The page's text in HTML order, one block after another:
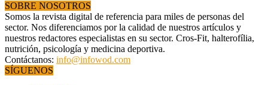
SOBRE NOSOTROS
Somos la revista digital de referencia para miles de personas del
sector. Nos diferenciamos por la calidad de nuestros artículos y
nuestros redactores especialistas en su sector. Cros-Fit, halterofília,
nutrición, psicología y medicina deportiva.
Contáctanos: info@infowod.com
SÍGUENOS